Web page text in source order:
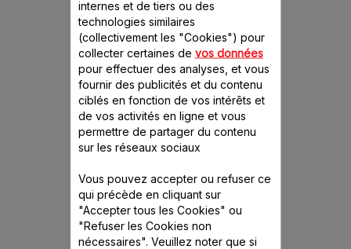
Prep'Mix+ HM462110
Batteur manuel avec
accessoire pour mixer et
gobelet gradué
Comparer
internes et de tiers ou des
technologies similaires
(collectivement les "Cookies") pour
collecter certaines de vos données
pour effectuer des analyses, et vous
fournir des publicités et du contenu
ciblés en fonction de vos intérêts et
de vos activités en ligne et vous
permettre de partager du contenu
sur les réseaux sociaux
Vous pouvez accepter ou refuser ce
qui précède en cliquant sur
"Accepter tous les Cookies" ou
"Refuser les Cookies non
nécessaires". Veuillez noter que si